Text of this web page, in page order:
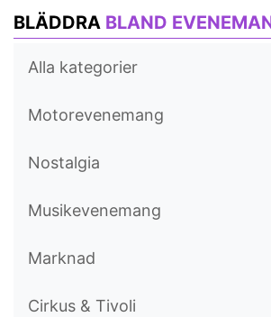
BLÄDDRA BLAND
Alla kategorier
Motorevenemang
Nostalgia
Musikevenemang
Marknad
Cirkus & Tivoli